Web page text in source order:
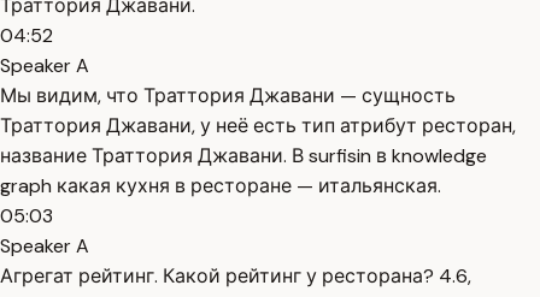
Траттория Джавани.
04:52
Speaker A
Мы видим, что Траттория Джавани — сущность
Траттория Джавани, у неё есть тип атрибут ресторан,
название Траттория Джавани. В surfisin в knowledge
graph какая кухня в ресторане — итальянская.
05:03
Speaker A
Агрегат рейтинг. Какой рейтинг у ресторана? 4.6,